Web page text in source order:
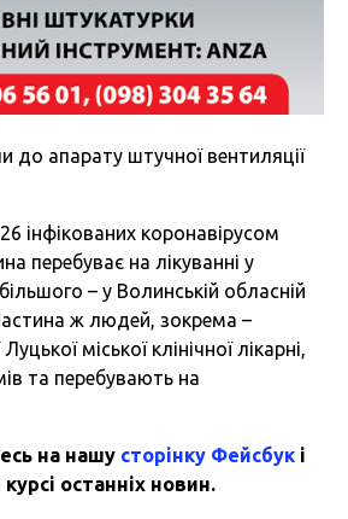
до апарату штучної вентиляції
інфікованих коронавірусом
перебуває на лікуванні у
– у Волинській обласній
Частина ж людей, зокрема –
міської клінічної лікарні,
та перебувають на
на нашу сторінку Фейсбук і
останніх новин.